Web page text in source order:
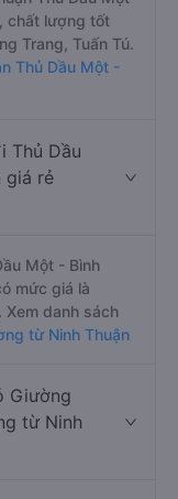
chất lượng tốt
Trang, Tuấn Tú.
Thủ Dầu Một -
Thủ Dầu
giá rẻ
Một - Bình
mức giá là
danh sách
từ Ninh Thuận
Giường
từ Ninh